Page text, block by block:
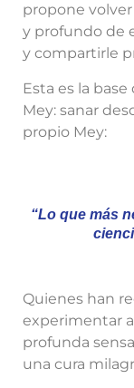
propone
y profundo de
y compartirle
Esta es la
Mey: sanar
propio Mey:
“Lo que más
Quienes han
experimentar
profunda
una cura